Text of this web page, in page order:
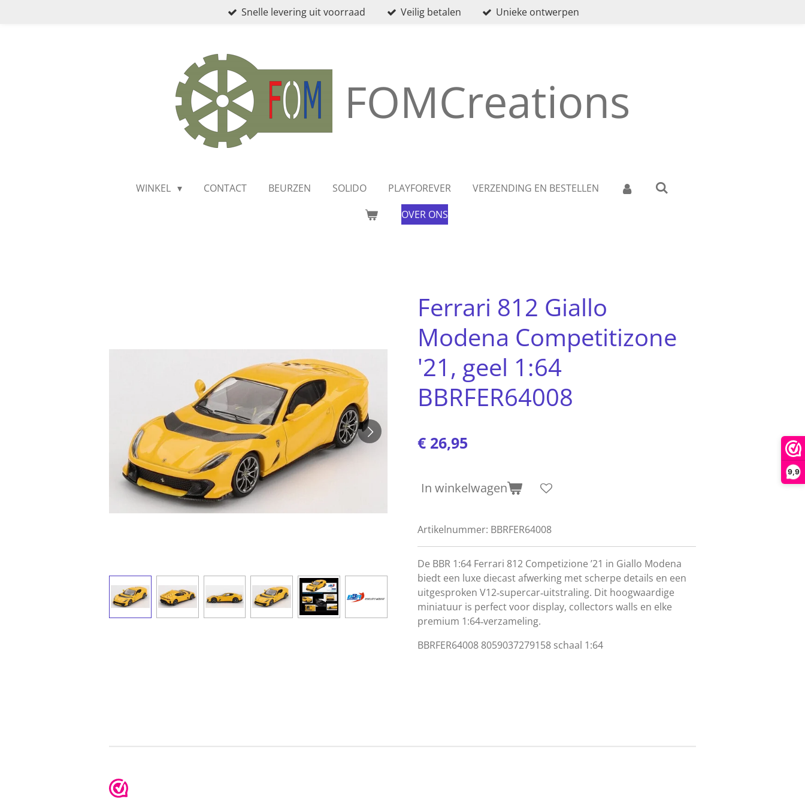
9,9
Snelle levering uit voorraad Veilig betalen Unieke ontwerpen
FOMCreations
WINKEL CONTACT BEURZEN SOLIDO PLAYFOREVER
VERZENDING EN BESTELLEN
OVER ONS
Ferrari 812 Giallo
Modena Competitizone
'21, geel 1:64
BBRFER64008
€ 26,95
In winkelwagen
Artikelnummer: BBRFER64008
De BBR 1:64 Ferrari 812 Competizione ’21 in Giallo Modena
biedt een luxe diecastafwerking met scherpe details en een
uitgesproken V12‑supercar‑uitstraling. Dit hoogwaardige
miniatuur is perfectvoor display, collectors walls en elke
premium 1:64‑verzameling.
BBRFER64008 8059037279158 schaal 1:64